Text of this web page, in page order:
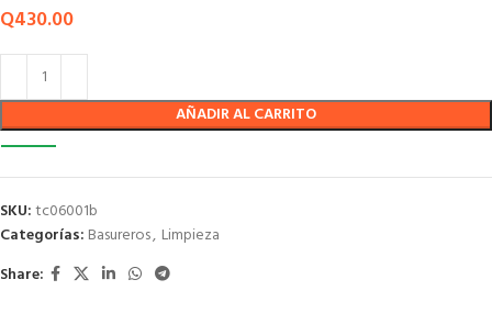
Q430.00
AÑADIR AL CARRITO
SKU:tc06001b
Categorías: Basureros, Limpieza
Share: